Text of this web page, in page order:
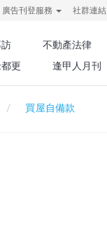
廣告刊登服務 社群連結
不動產法律
更 逢甲人月刊
買屋自備款